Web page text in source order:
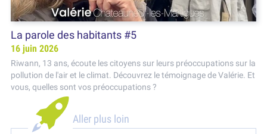
La parole des habitants #5
16 juin 2026
Riwann, 13 ans, écoute les citoyens sur leurs préoccupations sur la
pollution de l'air et le climat. Découvrez le témoignage de Valérie. Et
vous, quelles sont vos préoccupations ?
Aller plus loin